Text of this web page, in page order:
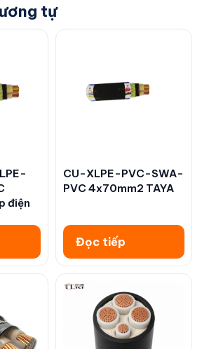
tự
điện
CU-XLPE-PVC-SWA-
PVC 4x70mm2 TAYA
Đọc tiếp